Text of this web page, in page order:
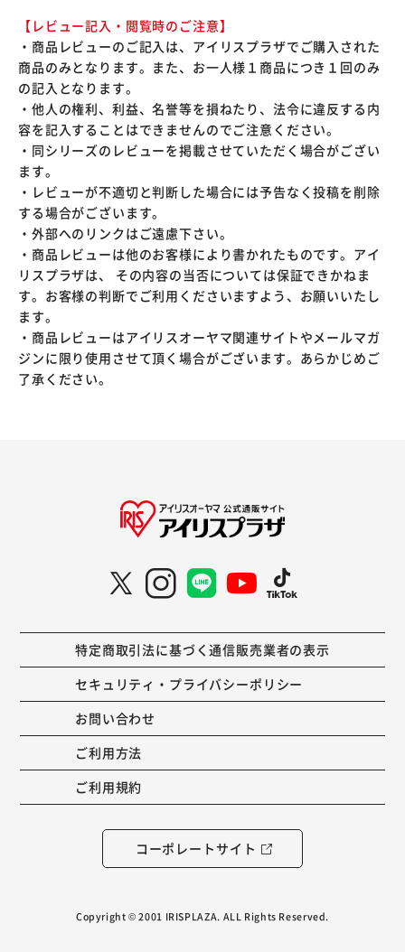
【レビュー記入・閲覧時のご注意】
・商品レビューのご記入は、アイリスプラザでご購入された
商品のみとなります。また、お一人様１商品につき１回のみ
の記入となります。
・他人の権利、利益、名誉等を損ねたり、法令に違反する内
容を記入することはできませんのでご注意ください。
・同シリーズのレビューを掲載させていただく場合がござい
ます。
・レビューが不適切と判断した場合には予告なく投稿を削除
する場合がございます。
・外部へのリンクはご遠慮下さい。
・商品レビューは他のお客様により書かれたものです。アイ
リスプラザは、 その内容の当否については保証できかねま
す。お客様の判断でご利用くださいますよう、お願いいたし
ます。
・商品レビューはアイリスオーヤマ関連サイトやメールマガ
ジンに限り使用させて頂く場合がございます。あらかじめご
了承ください。
特定商取引法に基づく通信販売業者の表示
セキュリティ・プライバシーポリシー
お問い合わせ
ご利用方法
ご利用規約
コーポレートサイト
Copyright © 2001 IRISPLAZA. ALL Rights Reserved.